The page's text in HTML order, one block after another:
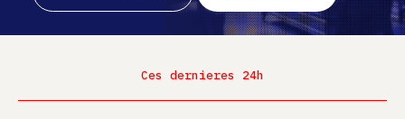
Ces dernieres 24h